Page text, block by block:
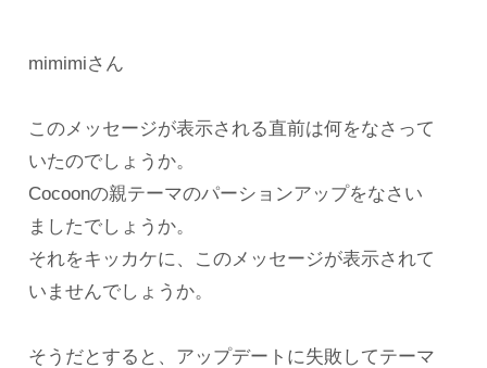
mimimiさん
このメッセージが表示される直前は何をなさって
いたのでしょうか。
Cocoonの親テーマのパーションアップをなさい
ましたでしょうか。
それをキッカケに、このメッセージが表示されて
いませんでしょうか。
そうだとすると、アップデートに失敗してテーマ